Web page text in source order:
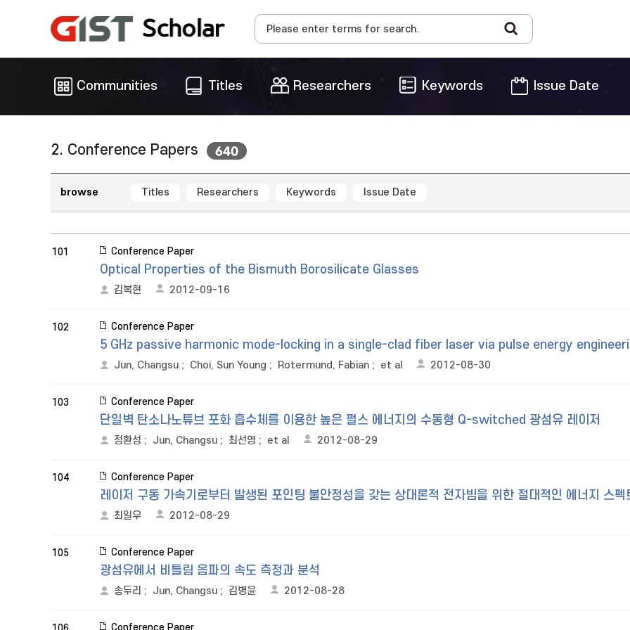
Communities Titles Researchers Keywords Issue Date
2. Conference Papers 640
browse Titles Researchers Keywords Issue Date
101 Conference Paper
Optical Properties of the Bismuth Borosilicate Glasses
김복현 2012-09-16
102 Conference Paper
5 GHz passive harmonic mode-locking in a single-clad fiber laser via pulse energy
Jun, Changsu ; Choi, Sun Young ; Rotermund, Fabian ; et al 2012-08-30
103 Conference Paper
단일벽 탄소나노튜브 포화 흡수체를 이용한 높은 펄스 에너지의 수동형 Q-switched 광섬유 레이저
정환성 ; Jun, Changsu ; 최선영 ; et al 2012-08-29
104 Conference Paper
레이저 구동 가속기로부터 발생된 포인팅 불안정성을 갖는 상대론적 전자빔을 위한 절대적인 에너지 스펙
최일우 2012-08-29
105 Conference Paper
광섬유에서 비틀림 음파의 속도 측정과 분석
송두리 ; Jun, Changsu ; 김병윤 2012-08-28
Conference Paper